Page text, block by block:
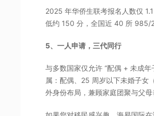
2025 年华侨生联考报名人数仅
低约 150 分，全国近 40 所 985/
5、一人申请，三代同行
与多数国家仅允许 “配偶 + 未成
属：配偶、25 周岁以下未婚子女
外身份布局，兼顾家庭团聚与父母